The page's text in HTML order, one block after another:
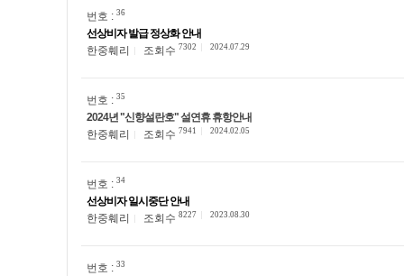
번호 : 36
선상비자 발급 정상화 안내
한중훼리
조회수 7302 2024.07.29
번호 : 35
2024년 "신향설란호" 설연휴 휴항안내
한중훼리
조회수 7941 2024.02.05
번호 : 34
선상비자 일시중단 안내
한중훼리
조회수 8227 2023.08.30
번호 : 33